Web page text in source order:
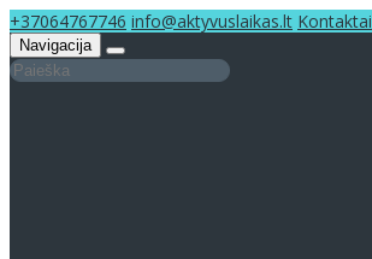
+37064767746 info@aktyvuslaikas.lt Kontaktai
Navigacija